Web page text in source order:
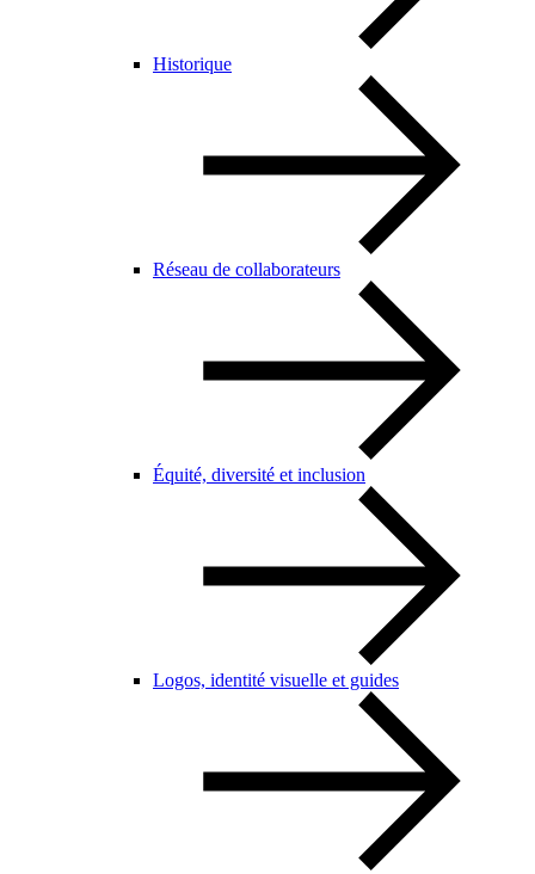
Historique
Réseau de collaborateurs
Équité, diversité et inclusion
Logos, identité visuelle et guides